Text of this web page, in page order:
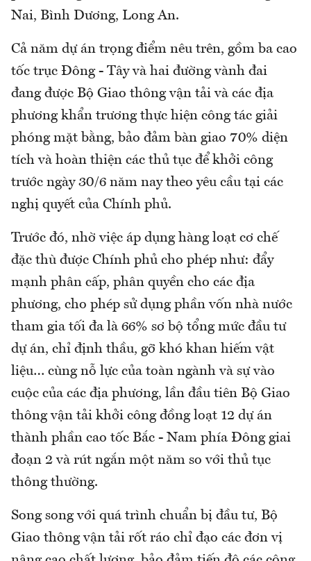
Nai, Bình Dương, Long An.
Cả năm dự án trọng điểm nêu trên, gồm ba cao
tốc trục Đông - Tây và hai đường vành đai
đang được Bộ Giao thông vận tải và các địa
phương khẩn trương thực hiện công tác giải
phóng mặt bằng, bảo đảm bàn giao 70% diện
tích và hoàn thiện các thủ tục để khởi công
trước ngày 30/6 năm nay theo yêu cầu tại các
nghị quyết của Chính phủ.
Trước đó, nhờ việc áp dụng hàng loạt cơ chế
đặc thù được Chính phủ cho phép như: đẩy
mạnh phân cấp, phân quyền cho các địa
phương, cho phép sử dụng phần vốn nhà nước
tham gia tối đa là 66% sơ bộ tổng mức đầu tư
dự án, chỉ định thầu, gỡ khó khan hiếm vật
liệu… cùng nỗ lực của toàn ngành và sự vào
cuộc của các địa phương, lần đầu tiên Bộ Giao
thông vận tải khởi công đồng loạt 12 dự án
thành phần cao tốc Bắc - Nam phía Đông giai
đoạn 2 và rút ngắn một năm so với thủ tục
thông thường.
Song song với quá trình chuẩn bị đầu tư, Bộ
Giao thông vận tải rốt ráo chỉ đạo các đơn vị